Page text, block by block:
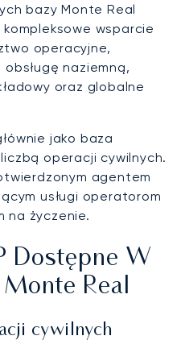
bazy Monte Real
wsparcie
operacyjne,
naziemną,
oraz globalne
jako baza
operacji cywilnych.
agentem
usługi operatorom
na życzenie.
Dostępne W
Real
cywilnych